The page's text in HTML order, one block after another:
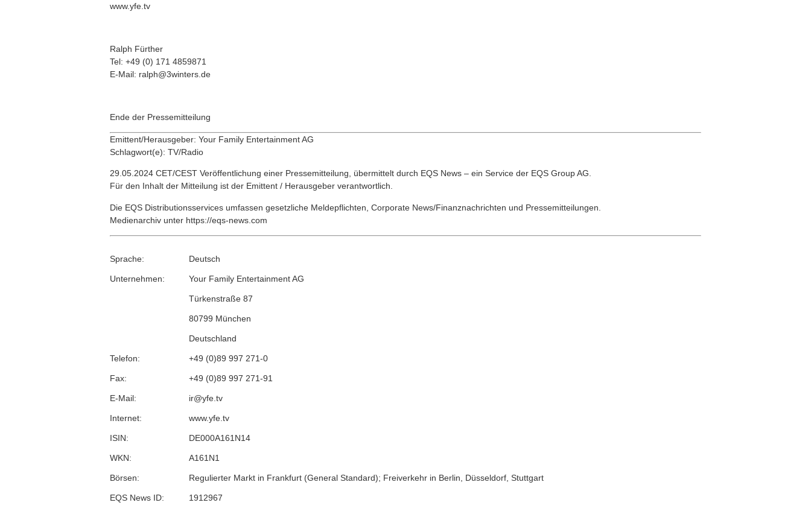
www.yfe.tv
Ralph Fürther
Tel: +49 (0) 171 4859871
E-Mail: ralph@3winters.de
Ende der Pressemitteilung
Emittent/Herausgeber: Your Family Entertainment AG
Schlagwort(e): TV/Radio
29.05.2024 CET/CEST Veröffentlichung einer Pressemitteilung, übermittelt durch EQS News – ein Service der EQS Group AG.
Für den Inhalt der Mitteilung ist der Emittent / Herausgeber verantwortlich.
Die EQS Distributionsservices umfassen gesetzliche Meldepflichten, Corporate News/Finanznachrichten und Pressemitteilungen.
Medienarchiv unter https://eqs-news.com
Sprache: Deutsch
Unternehmen: Your Family Entertainment AG
Türkenstraße 87
80799 München
Deutschland
Telefon: +49 (0)89 997 271-0
Fax: +49 (0)89 997 271-91
E-Mail: ir@yfe.tv
Internet: www.yfe.tv
ISIN: DE000A161N14
WKN: A161N1
Börsen: Regulierter Markt in Frankfurt (General Standard); Freiverkehr in Berlin, Düsseldorf, Stuttgart
EQS News ID: 1912967